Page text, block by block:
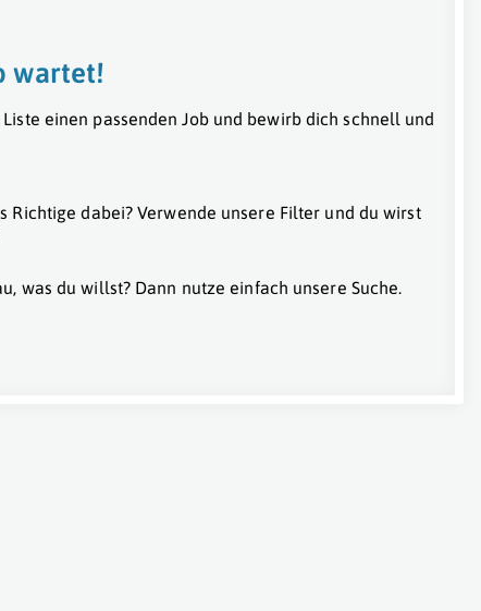
wartet!
einen passenden Job und bewirb dich schnell und
Richtige dabei? Verwende unsere Filter und du wirst
was du willst? Dann nutze einfach unsere Suche.